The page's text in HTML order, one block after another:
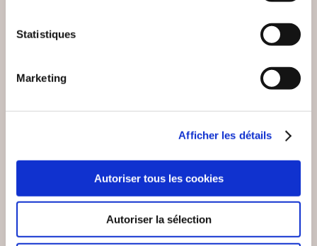
Statistiques
Marketing
Afficher les détails
Autoriser tous les cookies
Autoriser la sélection
LES OUBLIÉS DU
Romans
8€00
UNE ADOPTION
19€00